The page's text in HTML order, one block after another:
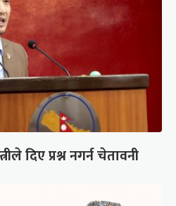
दिए प्रश्न नगर्न चेतावनी